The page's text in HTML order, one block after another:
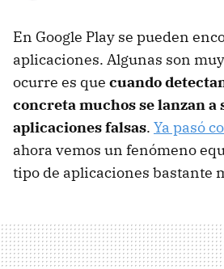
En Google Play se pueden
aplicaciones. Algunas son
ocurre es que cuando
concreta muchos se lanzan a
aplicaciones falsas. Ya pasó
ahora vemos un fenómeno
tipo de aplicaciones bastante